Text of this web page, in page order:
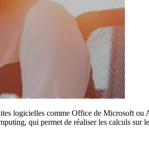
logicielles comme Office de Microsoft ou
qui permet de réaliser les calculs sur